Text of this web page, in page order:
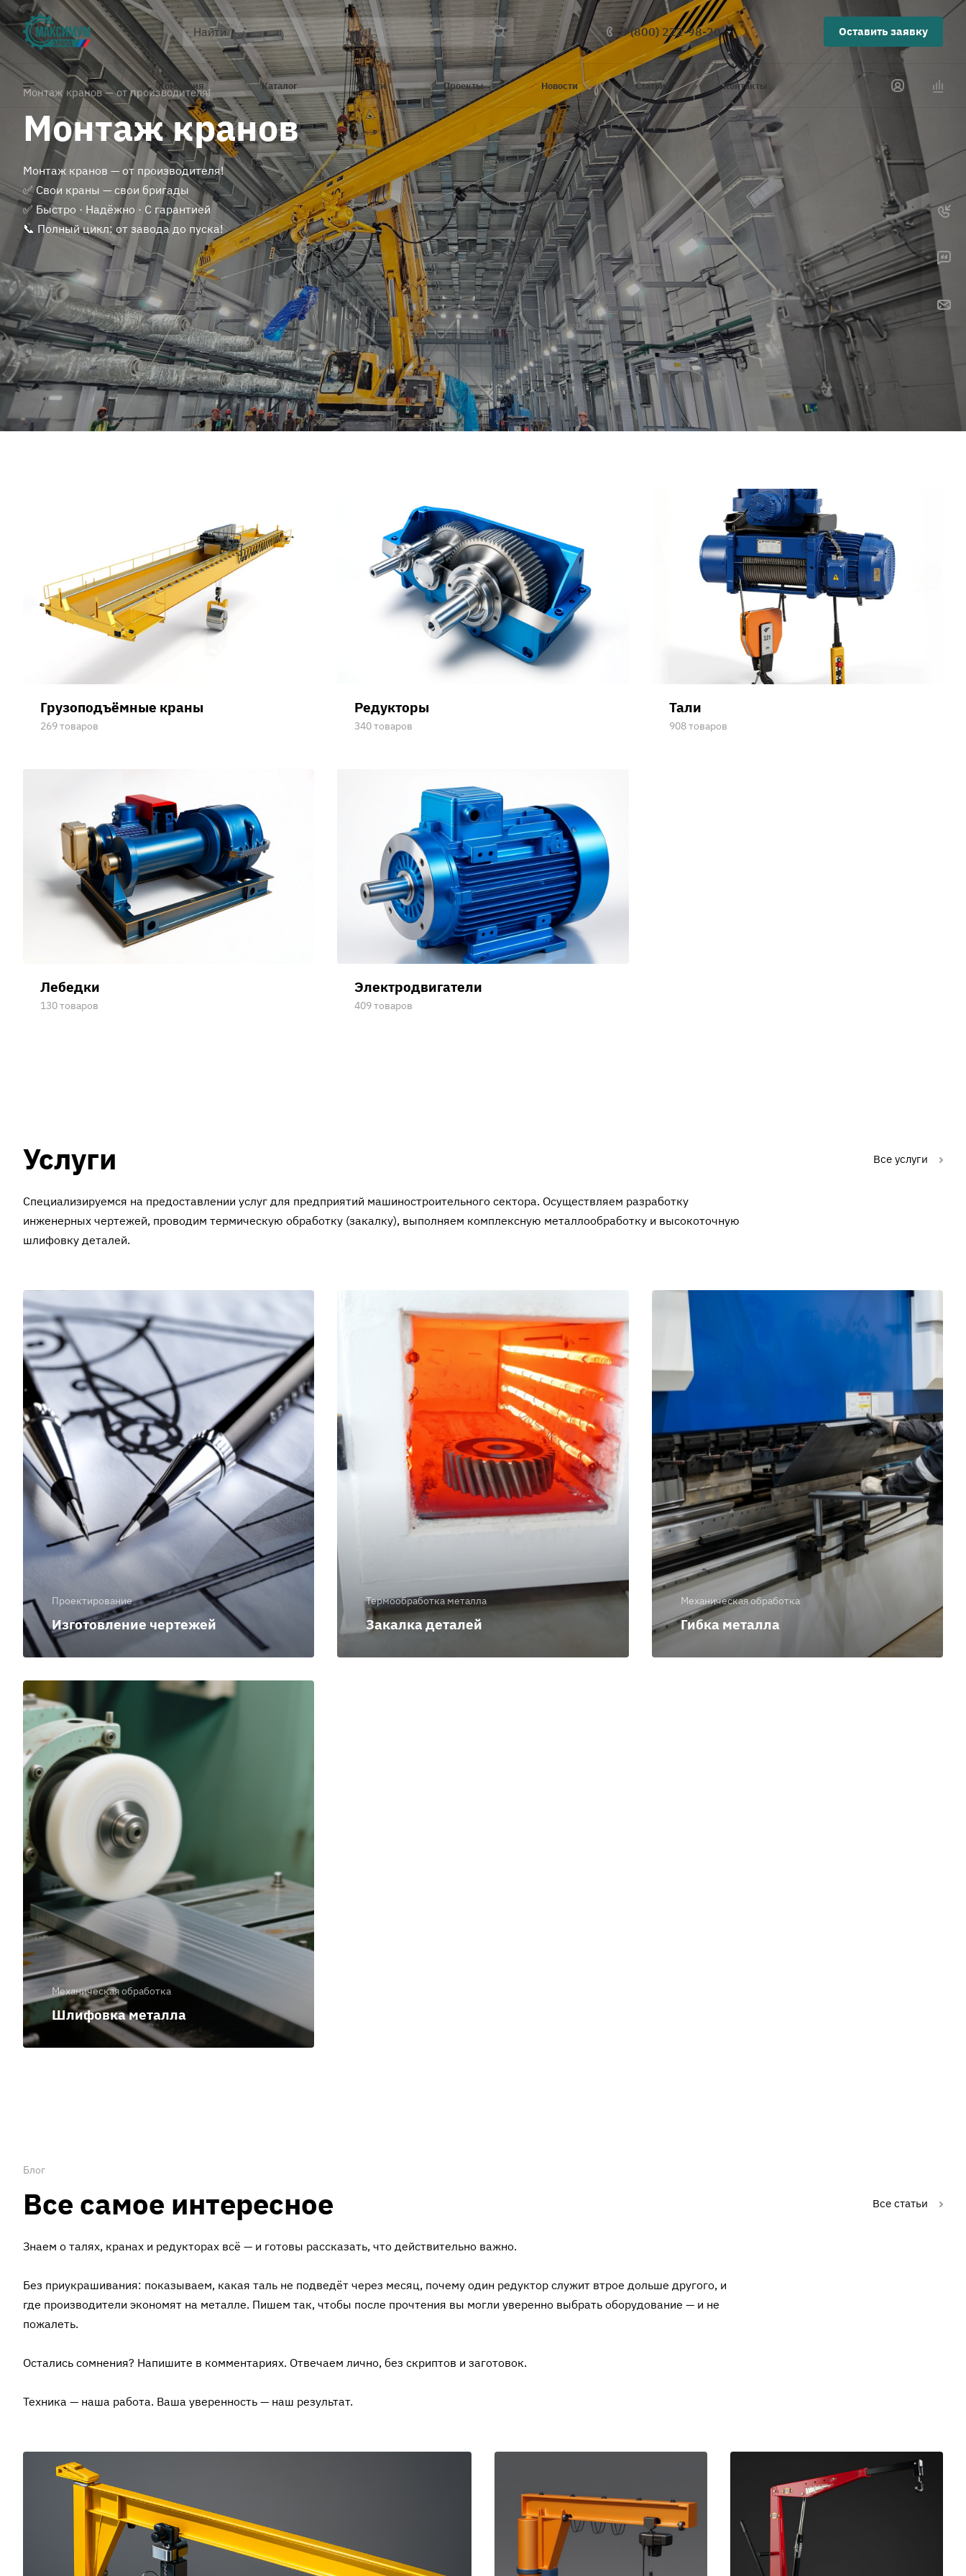
8 (800) 222-98-20 Оставить заявку
Компания Каталог Услуги Проекты Новости Статьи Контакты
Монтаж кранов — от производителя!
Монтаж кранов
Монтаж кранов — от производителя!
✅ Свои краны — свои бригады
✅ Быстро · Надёжно · С гарантией
📞 Полный цикл: от завода до пуска!
Грузоподъёмные краны
269 товаров
Редукторы
340 товаров
Тали
908 товаров
Лебедки
130 товаров
Электродвигатели
409 товаров
Услуги Все услуги
Специализируемся на предоставлении услуг для предприятий машиностроительного сектора. Осуществляем разработку
инженерных чертежей, проводим термическую обработку (закалку), выполняем комплексную металлообработку и высокоточную
шлифовку деталей.
Проектирование
Изготовление чертежей
Термообработка металла
Закалка деталей
Механическая обработка
Гибка металла
Механическая обработка
Шлифовка металла
Блог
Все самое интересное Все статьи
Знаем о талях, кранах и редукторах всё — и готовы рассказать, что действительно важно.
Без приукрашивания: показываем, какая таль не подведёт через месяц, почему один редуктор служит втрое дольше другого, и
где производители экономят на металле. Пишем так, чтобы после прочтения вы могли уверенно выбрать оборудование — и не
пожалеть.
Остались сомнения? Напишите в комментариях. Отвечаем лично, без скриптов и заготовок.
Техника — наша работа. Ваша уверенность — наш результат.